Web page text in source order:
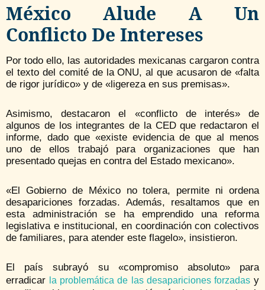
México Alude A Un
Conflicto De Intereses
Por todo ello, las autoridades mexicanas cargaron contra
el texto del comité de la ONU, al que acusaron de «falta
de rigor jurídico» y de «ligereza en sus premisas».
Asimismo, destacaron el «conflicto de interés» de
algunos de los integrantes de la CED que redactaron el
informe, dado que «existe evidencia de que al menos
uno de ellos trabajó para organizaciones que han
presentado quejas en contra del Estado mexicano».
«El Gobierno de México no tolera, permite ni ordena
desapariciones forzadas. Además, resaltamos que en
esta administración se ha emprendido una reforma
legislativa e institucional, en coordinación con colectivos
de familiares, para atender este flagelo», insistieron.
El país subrayó su «compromiso absoluto» para
erradicar la problemática de las desapariciones forzadasy